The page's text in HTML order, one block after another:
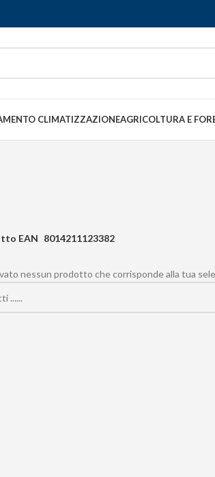
CLIMATIZZAZIONEAGRICOLTURA E
EAN 8014211123382
nessun prodotto che corrisponde alla tua